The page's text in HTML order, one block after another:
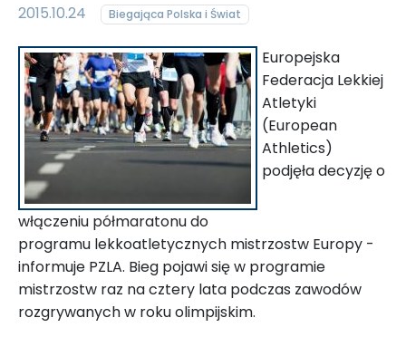
2015.10.24 Biegająca Polska i Świat
Europejska
Federacja Lekkiej
Atletyki
(European
Athletics)
podjęła decyzję o
włączeniu półmaratonu do
programu lekkoatletycznych mistrzostw Europy -
informuje PZLA. Bieg pojawi się w programie
mistrzostw raz na cztery lata podczas zawodów
rozgrywanych w roku olimpijskim.